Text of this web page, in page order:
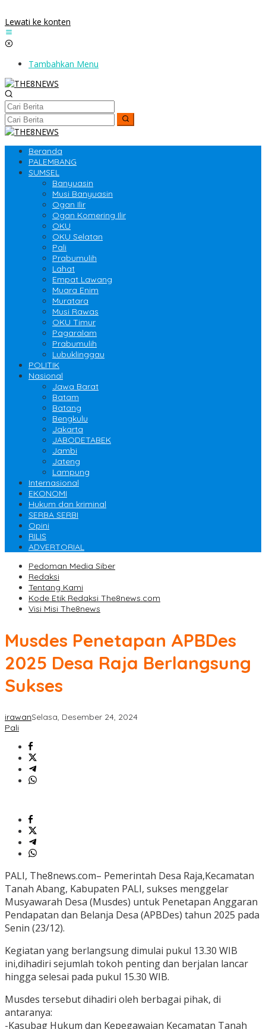
Lewati ke konten
Tambahkan Menu
Beranda
PALEMBANG
SUMSEL
Banyuasin
Musi Banyuasin
Ogan Ilir
Ogan Komering Ilir
OKU
OKU Selatan
Pali
Prabumulih
Lahat
Empat Lawang
Muara Enim
Muratara
Musi Rawas
OKU Timur
Pagaralam
Prabumulih
Lubuklinggau
POLITIK
Nasional
Jawa Barat
Batam
Batang
Bengkulu
Jakarta
JABODETABEK
Jambi
Jateng
Lampung
Internasional
EKONOMI
Hukum dan kriminal
SERBA SERBI
Opini
RILIS
ADVERTORIAL
Pedoman Media Siber
Redaksi
Tentang Kami
Kode Etik Redaksi The8news.com
Visi Misi The8news
Musdes Penetapan APBDes
2025 Desa Raja Berlangsung
Sukses
irawanSelasa, Desember 24, 2024
Pali
PALI, The8news.com– Pemerintah Desa Raja,Kecamatan
Tanah Abang, Kabupaten PALI, sukses menggelar
Musyawarah Desa (Musdes) untuk Penetapan Anggaran
Pendapatan dan Belanja Desa (APBDes) tahun 2025 pada
Senin (23/12).
Kegiatan yang berlangsung dimulai pukul 13.30 WIB
ini,dihadiri sejumlah tokoh penting dan berjalan lancar
hingga selesai pada pukul 15.30 WIB.
Musdes tersebut dihadiri oleh berbagai pihak, di
antaranya:
-Kasubag Hukum dan Kepegawaian Kecamatan Tanah